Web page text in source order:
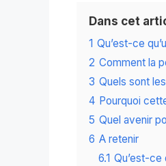
Dans cet
1 Qu’est-ce
2 Comment la
3 Quels sont
4 Pourquoi
5 Quel avenir
6 A retenir
6.1 Qu’est-ce